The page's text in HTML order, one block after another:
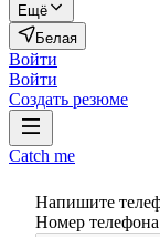
Ещё
Белая
Войти
Войти
Создать резюме
Catch me
Напишите
Номер телефона